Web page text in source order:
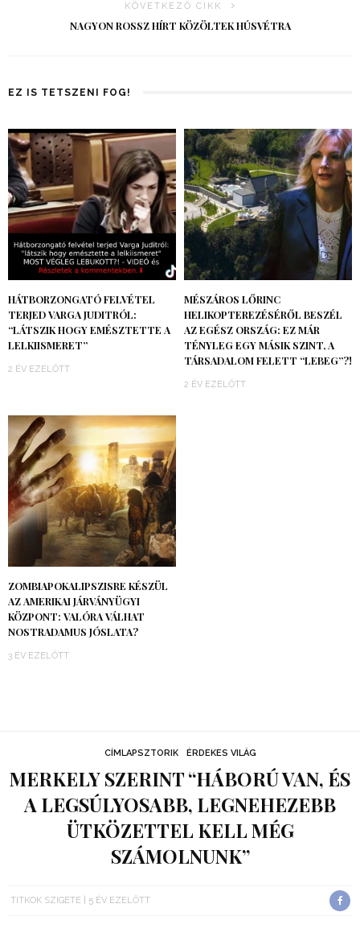
KÖVETKEZŐ CIKK
NAGYON ROSSZ HÍRT KÖZÖLTEK HÚSVÉTRA
EZ IS TETSZENI FOG!
HÁTBORZONGATÓ FELVÉTEL
TERJED VARGA JUDITRÓL:
“LÁTSZIK HOGY EMÉSZTETTE A
LELKIISMERET”
2 ÉV EZELŐTT
MÉSZÁROS LŐRINC
HELIKOPTEREZÉSÉRŐL BESZÉL
AZ EGÉSZ ORSZÁG: EZ MÁR
TÉNYLEG EGY MÁSIK SZINT, A
TÁRSADALOM FELETT “LEBEG”?!
2 ÉV EZELŐTT
ZOMBIAPOKALIPSZISRE KÉSZÜL
AZ AMERIKAI JÁRVÁNYÜGYI
KÖZPONT: VALÓRA VÁLHAT
NOSTRADAMUS JÓSLATA?
3 ÉV EZELŐTT
CÍMLAPSZTORIK ÉRDEKES VILÁG
MERKELY SZERINT “HÁBORÚ VAN, ÉS
A LEGSÚLYOSABB, LEGNEHEZEBB
ÜTKÖZETTEL KELL MÉG
SZÁMOLNUNK”
TITKOK SZIGETE 5 ÉV EZELŐTT